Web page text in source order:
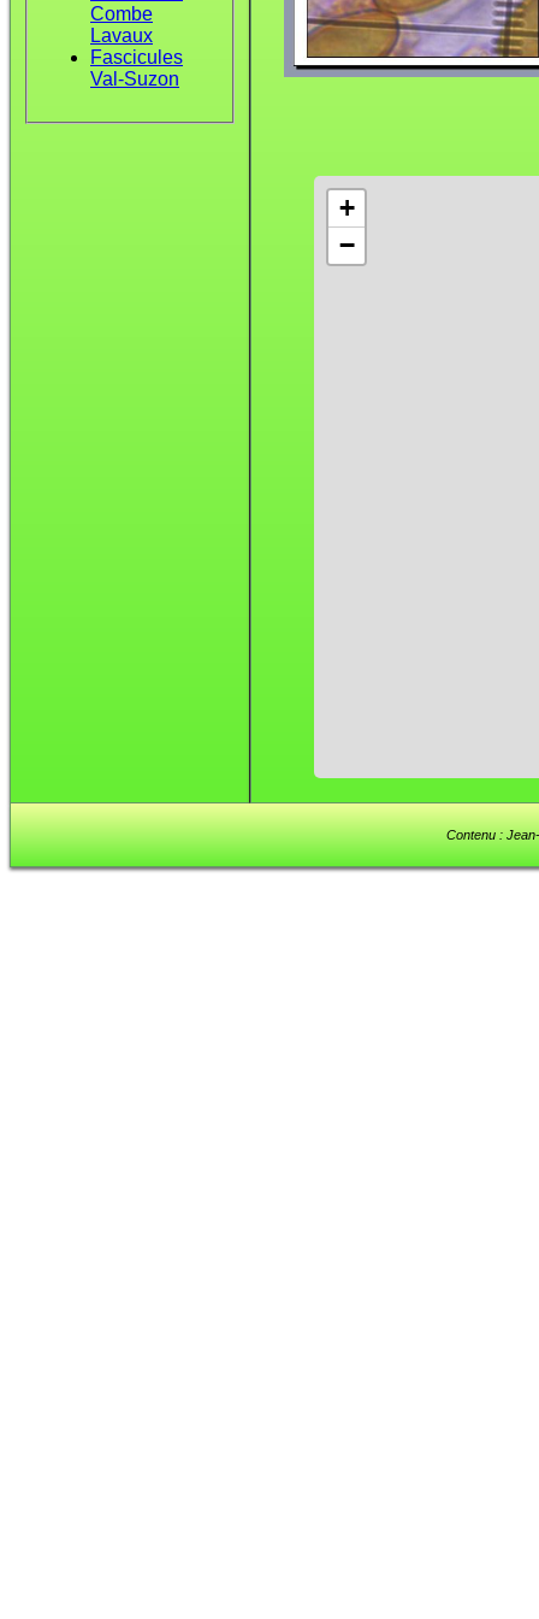
Combe
Lavaux
Fascicules
Val-Suzon
+
−
Contenu :